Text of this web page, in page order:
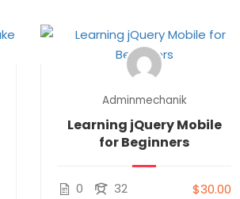
Adminmechanik
Learning jQuery Mobile
for Beginners
0 32 $30.00